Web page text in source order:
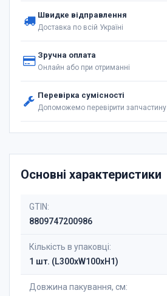
Швидке відправлення
Доставка по всій Україні
Зручна оплата
Онлайн або при отриманні
Перевірка сумісності
Допоможемо перевірити запчастину
Основні характеристики
GTIN:
8809747200986
Кількість в упаковці:
1 шт. (L300xW100xH1)
Довжина пакування, см: